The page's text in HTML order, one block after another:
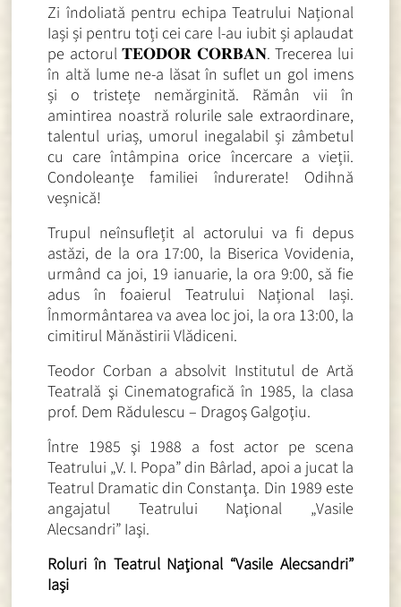
Zi îndoliată pentru echipa Teatrului Național
Iași și pentru toți cei care l-au iubit și aplaudat
pe actorul 𝐓𝐄𝐎𝐃𝐎𝐑 𝐂𝐎𝐑𝐁𝐀𝐍. Trecerea lui
în altă lume ne-a lăsat în suflet un gol imens
și o tristețe nemărginită. Rămân vii în
amintirea noastră rolurile sale extraordinare,
talentul uriaș, umorul inegalabil și zâmbetul
cu care întâmpina orice încercare a vieții.
Condoleanțe familiei îndurerate! Odihnă
veșnică!
Trupul neînsuflețit al actorului va fi depus
astăzi, de la ora 17:00, la Biserica Vovidenia,
urmând ca joi, 19 ianuarie, la ora 9:00, să fie
adus în foaierul Teatrului Național Iași.
Înmormântarea va avea loc joi, la ora 13:00, la
cimitirul Mănăstirii Vlădiceni.
Teodor Corban a absolvit Institutul de Artă
Teatrală şi Cinematografică în 1985, la clasa
prof. Dem Rădulescu – Dragoş Galgoţiu.
Între 1985 şi 1988 a fost actor pe scena
Teatrului „V. I. Popa” din Bârlad, apoi a jucat la
Teatrul Dramatic din Constanţa. Din 1989 este
angajatul Teatrului Naţional „Vasile
Alecsandri” Iaşi.
Roluri în Teatrul Naţional “Vasile Alecsandri”
Iaşi